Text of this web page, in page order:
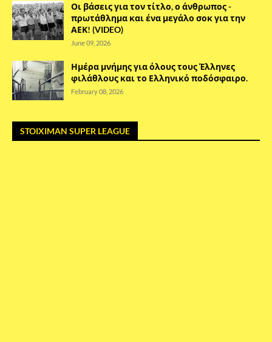
Οι βάσεις για τον τίτλο, ο άνθρωπος -
πρωτάθλημα και ένα μεγάλο σοκ για την
ΑΕΚ! (VIDEO)
June 09, 2026
Ημέρα μνήμης για όλους τους Έλληνες
φιλάθλους και το Ελληνικό ποδόσφαιρο.
February 08, 2026
STOIXIMAN SUPER LEAGUE